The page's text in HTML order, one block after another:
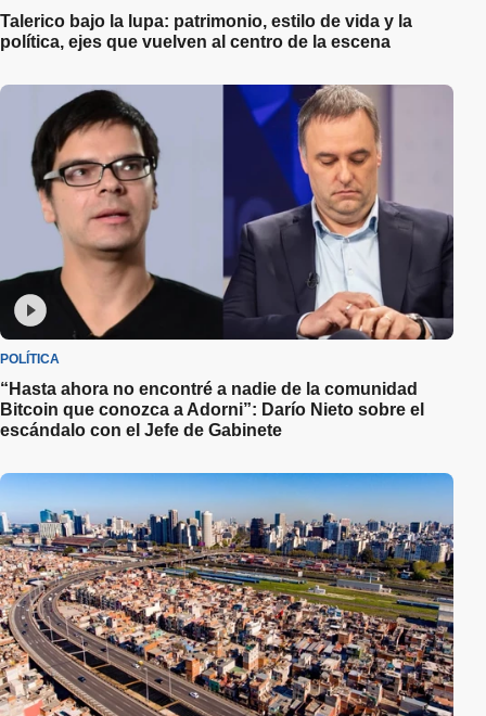
Talerico bajo la lupa: patrimonio, estilo de vida y la
política, ejes que vuelven al centro de la escena
POLÍTICA
“Hasta ahora no encontré a nadie de la comunidad
Bitcoin que conozca a Adorni”: Darío Nieto sobre el
escándalo con el Jefe de Gabinete